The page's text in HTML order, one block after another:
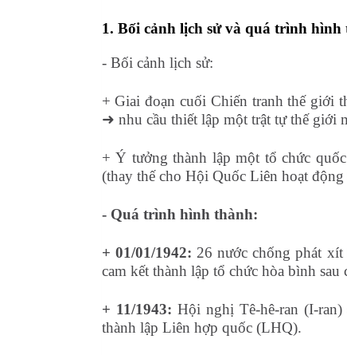
1. Bối cảnh lịch sử và quá trình hình
- Bối cảnh lịch sử:
+ Giai đoạn cuối Chiến tranh thế giới
➜ nhu cầu thiết lập một trật tự thế giới
+ Ý tưởng thành lập một tổ chức
(thay thế cho Hội Quốc Liên hoạt
- Quá trình hình thành:
+ 01/01/1942: 26 nước chống phát
cam kết thành lập tổ chức hòa bình sau
+ 11/1943: Hội nghị Tê-hê-ran (I-
thành lập Liên hợp quốc (LHQ).